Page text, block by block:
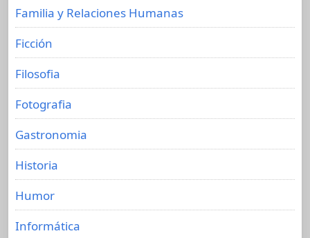
Familia y Relaciones Humanas
Ficción
Filosofia
Fotografia
Gastronomia
Historia
Humor
Informática